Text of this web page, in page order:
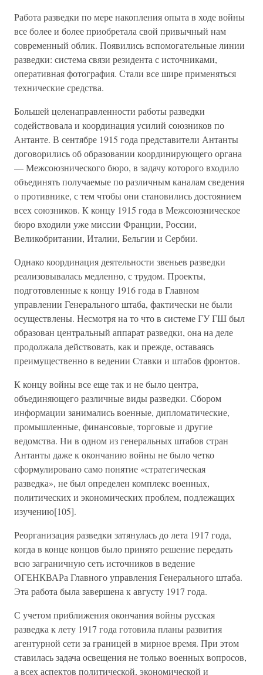
Работа разведки по мере накопления опыта в ходе войны
все более и более приобретала свой привычный нам
современный облик. Появились вспомогательные линии
разведки: система связи резидента с источниками,
оперативная фотография. Стали все шире применяться
технические средства.
Большей целенаправленности работы разведки
содействовала и координация усилий союзников по
Антанте. В сентябре 1915 года представители Антанты
договорились об образовании координирующего органа
— Межсоюзнического бюро, в задачу которого входило
объединять получаемые по различным каналам сведения
о противнике, с тем чтобы они становились достоянием
всех союзников. К концу 1915 года в Межсоюзническое
бюро входили уже миссии Франции, России,
Великобритании, Италии, Бельгии и Сербии.
Однако координация деятельности звеньев разведки
реализовывалась медленно, с трудом. Проекты,
подготовленные к концу 1916 года в Главном
управлении Генерального штаба, фактически не были
осуществлены. Несмотря на то что в системе ГУ ГШ был
образован центральный аппарат разведки, она на деле
продолжала действовать, как и прежде, оставаясь
преимущественно в ведении Ставки и штабов фронтов.
К концу войны все еще так и не было центра,
объединяющего различные виды разведки. Сбором
информации занимались военные, дипломатические,
промышленные, финансовые, торговые и другие
ведомства. Ни в одном из генеральных штабов стран
Антанты даже к окончанию войны не было четко
сформулировано само понятие «стратегическая
разведка», не был определен комплекс военных,
политических и экономических проблем, подлежащих
изучению[105].
Реорганизация разведки затянулась до лета 1917 года,
когда в конце концов было принято решение передать
всю заграничную сеть источников в ведение
ОГЕНКВАРа Главного управления Генерального штаба.
Эта работа была завершена к августу 1917 года.
С учетом приближения окончания войны русская
разведка к лету 1917 года готовила планы развития
агентурной сети за границей в мирное время. При этом
ставилась задача освещения не только военных вопросов,
а всех аспектов политической, экономической и